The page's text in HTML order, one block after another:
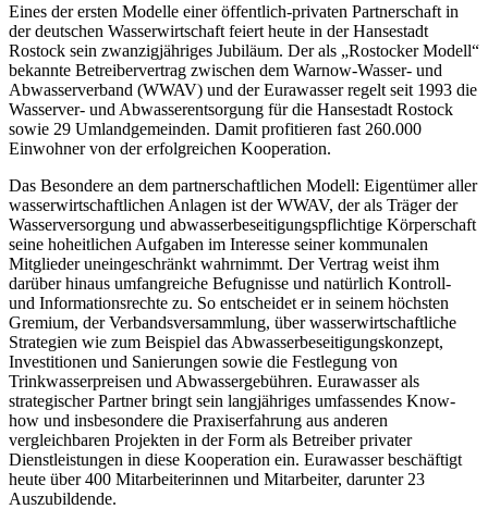
Eines der ersten Modelle einer öffentlich-privaten Partnerschaft in
der deutschen Wasserwirtschaft feiert heute in der Hansestadt
Rostock sein zwanzigjähriges Jubiläum. Der als „Rostocker Modell“
bekannte Betreibervertrag zwischen dem Warnow-Wasser- und
Abwasserverband (WWAV) und der Eurawasser regelt seit 1993 die
Wasserver- und Abwasserentsorgung für die Hansestadt Rostock
sowie 29 Umlandgemeinden. Damit profitieren fast 260.000
Einwohner von der erfolgreichen Kooperation.
Das Besondere an dem partnerschaftlichen Modell: Eigentümer aller
wasserwirtschaftlichen Anlagen ist der WWAV, der als Träger der
Wasserversorgung und abwasserbeseitigungspflichtige Körperschaft
seine hoheitlichen Aufgaben im Interesse seiner kommunalen
Mitglieder uneingeschränkt wahrnimmt. Der Vertrag weist ihm
darüber hinaus umfangreiche Befugnisse und natürlich Kontroll-
und Informationsrechte zu. So entscheidet er in seinem höchsten
Gremium, der Verbandsversammlung, über wasserwirtschaftliche
Strategien wie zum Beispiel das Abwasserbeseitigungskonzept,
Investitionen und Sanierungen sowie die Festlegung von
Trinkwasserpreisen und Abwassergebühren. Eurawasser als
strategischer Partner bringt sein langjähriges umfassendes Know-
how und insbesondere die Praxiserfahrung aus anderen
vergleichbaren Projekten in der Form als Betreiber privater
Dienstleistungen in diese Kooperation ein. Eurawasser beschäftigt
heute über 400 Mitarbeiterinnen und Mitarbeiter, darunter 23
Auszubildende.